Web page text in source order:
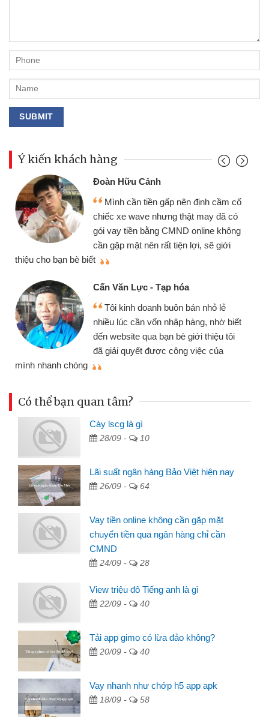
Ý kiến khách hàng
Đoàn Hữu Cảnh
Mình cần tiền gấp nên định cầm cố
chiếc xe wave nhưng thật may đã có
gói vay tiền bằng CMND online không
cần gặp mặt nên rất tiện lợi, sẽ giới
thiệu cho bạn bè biết
Cấn Văn Lực - Tạp hóa
Tôi kinh doanh buôn bán nhỏ lẻ
nhiều lúc cần vốn nhập hàng, nhờ biết
đến website qua bạn bè giới thiệu tôi
đã giải quyết được công việc của
mình nhanh chóng
Có thể bạn quan tâm?
Cày lscg là gì
28/09 - 10
Lãi suất ngân hàng Bảo Việt hiện nay
26/09 - 64
Vay tiền online không cần gặp mặt
chuyển tiền qua ngân hàng chỉ cần
CMND
24/09 - 28
View triệu đô Tiếng anh là gì
22/09 - 40
Tải app gimo có lừa đảo không?
20/09 - 40
Vay nhanh như chớp h5 app apk
18/09 - 58